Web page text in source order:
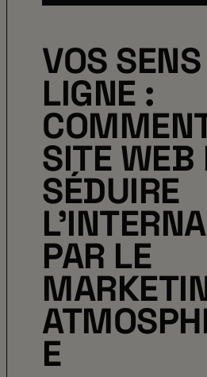
VOS
LIGNE :
SITE WEB
SÉDUIRE
PAR LE
E